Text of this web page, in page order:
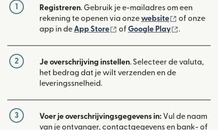
1 Registreren. Gebruik je e-mailadres om een
rekening te openen via onzewebsite (wordt
of onze
app in deApp Store (wordt geopend in een
of Google Play (wordt
.
2 Je overschrijving instellen. Selecteer de valuta,
het bedrag dat je wilt verzenden en de
leveringssnelheid.
3 Voer je overschrijvingsgegevens in: Vul de naam
van je ontvanger, contactgegevens en bank- of